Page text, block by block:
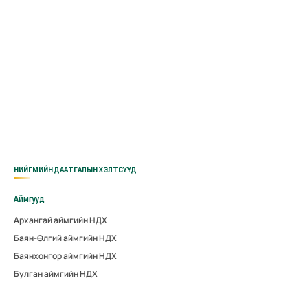
НИЙГМИЙН ДААТГАЛЫН ХЭЛТСҮҮД
Аймгууд
Архангай аймгийн НДХ
Баян-Өлгий аймгийн НДХ
Баянхонгор аймгийн НДХ
Булган аймгийн НДХ